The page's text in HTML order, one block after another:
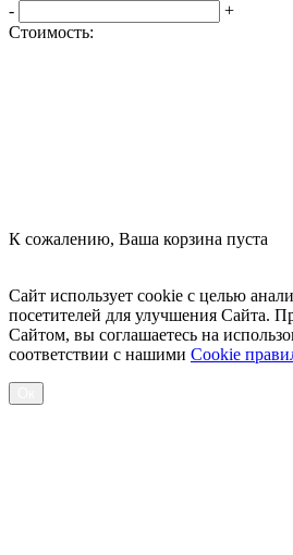
-
+
Стоимость:
К сожалению, Ваша корзина пуста
Сайт использует cookie с целью
посетителей для улучшения Сайта.
Сайтом, вы соглашаетесь на
соответствии с нашими Cookiе